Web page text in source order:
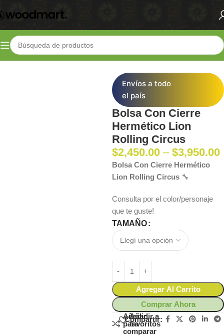
Inicio Shop Cosecha Almacenado y transporte
Envíos a todo
el país
Bolsa Con Cierre
Hermético Lion
Rolling Circus
$2,450.00 – $3,950.00
Bolsa Con Cierre Hermético
Lion Rolling Circus 🔧
Consulta por el color/personaje
que te guste!
TAMAÑO
Agregar Al Carrito
Comprar Ahora
Añadir
para
comparar
Añadir a
favoritos
Compartir: